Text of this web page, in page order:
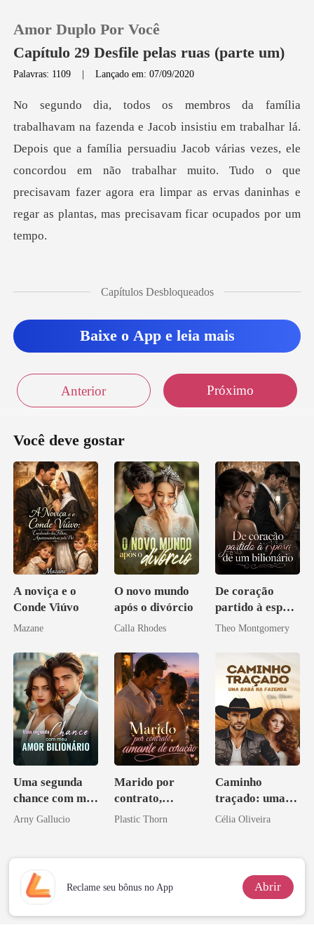
0
Amor Duplo Por Você
Capítulo 29 Desfile pelas ruas (parte um)
Palavras: 1109 |Lançado em: 07/09/2020
is que a família persuadiu Jacob várias vezes, ele
concordou em não trabalhar muito. Tudo o que
precisava
Capítulos Desbloqueados
Baixe o App e leia mais
Anterior Próximo
Você deve gostar
A noviça e o
Conde Viúvo
Mazane
O novo mundo
após o divórcio
Calla Rhodes
De coração
partido à esposa
de um bilionário
Theo Montgomery
Uma segunda
chance com meu
amor bilionário
Arny Gallucio
Marido por
contrato,
amante de
Plastic Thorn
Caminho
traçado: uma
babá na fazenda
Célia Oliveira
Reclame seu bônus no App Abrir